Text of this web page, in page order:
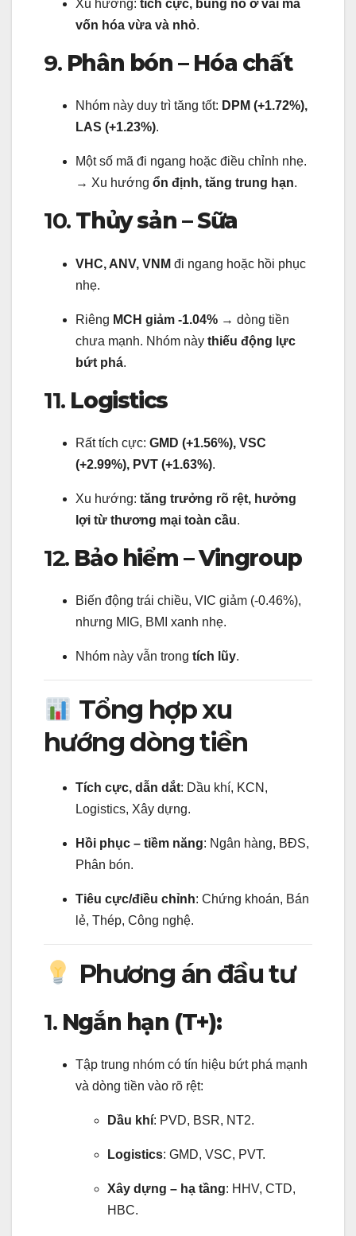
Xu hướng: tích cực, bùng nổ ở vài mã
vốn hóa vừa và nhỏ.
9. Phân bón – Hóa chất
Nhóm này duy trì tăng tốt: DPM (+1.72%),
LAS (+1.23%).
Một số mã đi ngang hoặc điều chỉnh nhẹ.
→ Xu hướng ổn định, tăng trung hạn.
10. Thủy sản – Sữa
VHC, ANV, VNM đi ngang hoặc hồi phục
nhẹ.
Riêng MCH giảm -1.04% → dòng tiền
chưa mạnh. Nhóm này thiếu động lực
bứt phá.
11. Logistics
Rất tích cực: GMD (+1.56%), VSC
(+2.99%), PVT (+1.63%).
Xu hướng: tăng trưởng rõ rệt, hưởng
lợi từ thương mại toàn cầu.
12. Bảo hiểm – Vingroup
Biến động trái chiều, VIC giảm (-0.46%),
nhưng MIG, BMI xanh nhẹ.
Nhóm này vẫn trong tích lũy.
Tổng hợp xu
hướng dòng tiền
Tích cực, dẫn dắt: Dầu khí, KCN,
Logistics, Xây dựng.
Hồi phục – tiềm năng: Ngân hàng, BĐS,
Phân bón.
Tiêu cực/điều chỉnh: Chứng khoán, Bán
lẻ, Thép, Công nghệ.
Phương án đầu tư
1. Ngắn hạn (T+):
Tập trung nhóm có tín hiệu bứt phá mạnh
và dòng tiền vào rõ rệt:
Dầu khí: PVD, BSR, NT2.
Logistics: GMD, VSC, PVT.
Xây dựng – hạ tầng: HHV, CTD,
HBC.